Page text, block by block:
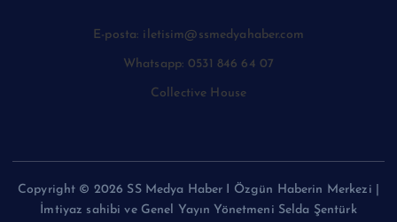
E-posta: iletisim@ssmedyahaber.com
Whatsapp: 0531 846 64 07
Collective House
Copyright © 2026 SS Medya Haber I Özgün Haberin Merkezi |
İmtiyaz sahibi ve Genel Yayın Yönetmeni Selda Şentürk